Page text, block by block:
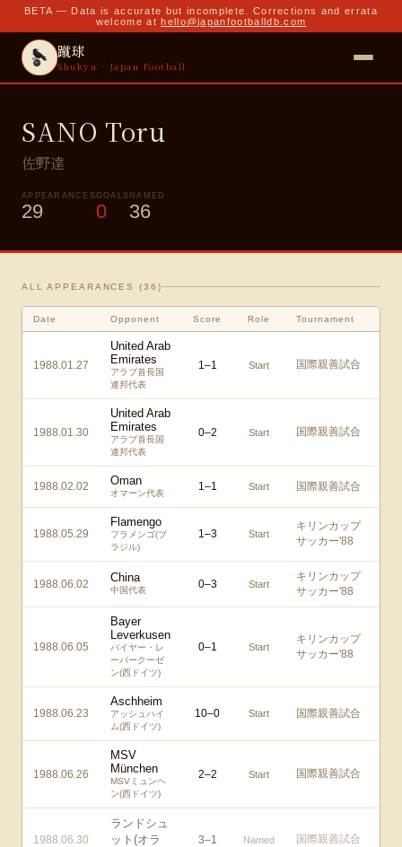
BETA — Data is accurate but incomplete. Corrections and errata
welcome at hello@japanfootballdb.com
蹴球
Shukyu · Japan Football
SANO Toru
佐野達
APPEARANCES
29
GOALS
0
NAMED
36
ALL APPEARANCES (36 )
Date Opponent Score Role Tournament
1988.01.27
United Arab
Emirates
アラブ首長国
連邦代表
1–1 Start 国際親善試合
1988.01.30
United Arab
Emirates
アラブ首長国
連邦代表
0–2 Start 国際親善試合
1988.02.02 Oman
オマーン代表
1–1 Start 国際親善試合
1988.05.29
Flamengo
フラメンゴ(ブ
ラジル)
1–3 Start
キリンカップ
サッカー'88
1988.06.02 China
中国代表 0–3 Start
キリンカップ
サッカー'88
1988.06.05
Bayer
Leverkusen
バイヤー・レ
ーバークーゼ
ン(西ドイツ)
0–1 Start
キリンカップ
サッカー'88
1988.06.23
Aschheim
アッシュハイ
ム(西ドイツ)
10–0 Start 国際親善試合
1988.06.26
MSV
München
MSVミュンヘ
ン(西ドイツ)
2–2 Start 国際親善試合
1988.06.30
ランドシュ
ット(オラ
3–1 Named 国際親善試合